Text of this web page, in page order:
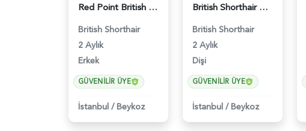
Red Point British Shorthair Erkek - 4692
British Shorthair
2 Aylık
Erkek
GÜVENILIR ÜYE
İstanbul /Beykoz
British Shorthair Golden Chinchilla Dişi - 5207
British Shorthair
2 Aylık
Dişi
GÜVENILIR ÜYE
İstanbul /Beykoz